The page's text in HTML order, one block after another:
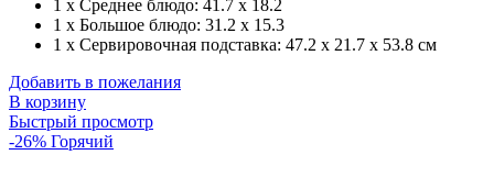
1 х Среднее блюдо: 41.7 х 18.2
1 х Большое блюдо: 31.2 х 15.3
1 х Сервировочная подставка: 47.2 х 21.7 х 53.8 см
Добавить в пожелания
В корзину
Быстрый просмотр
-26% Горячий